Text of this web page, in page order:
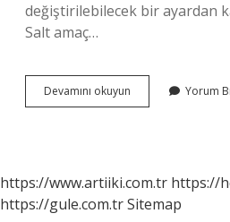
değiştirilebilecek bir ayardan
Salt amaç…
Devamını okuyun
Güç
Yorum
https://www.artiiki.com.tr https://
https://gule.com.trSitemap